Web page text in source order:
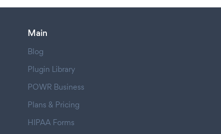
Main
Blog
Plugin Library
POWR Business
Plans & Pricing
HIPAA Forms